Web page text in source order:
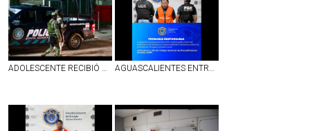
ADOLESCENTE RECIBIÓ BALAZO EN EL PIE EN LAS HUERTAS, AGS AGUASCALIENTES ENTREGA A GUERRERO A SUJETO BUSCADO EN GUERRERO POR CONTAR CON UN MANDAMIENTO JUDICIAL VIGENTE